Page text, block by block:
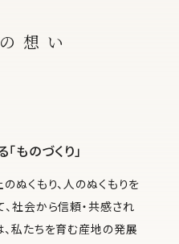
想い
ものづくり」
ぬくもり、人のぬくもりを
社会から信頼・共感され
私たちを育む産地の発展